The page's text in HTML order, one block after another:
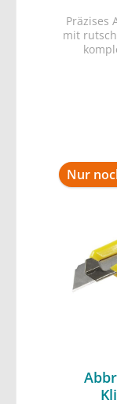
Präzises
mit
Nur